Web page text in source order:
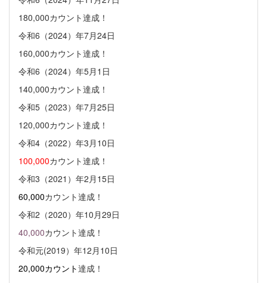
180,000カウント達成！
令和6（2024）年7月24日
160,000カウント達成！
令和6（2024）年5月1日
140,000カウント達成！
令和5（2023）年7月25日
120,000カウント達成！
令和4（2022）年3月10日
100,000カウント達成！
令和3（2021）年2月15日
60,000カウント達成！
令和2（2020）年10月29日
40,000カウント達成！
令和元(2019）年12月10日
20,000カウント達成！